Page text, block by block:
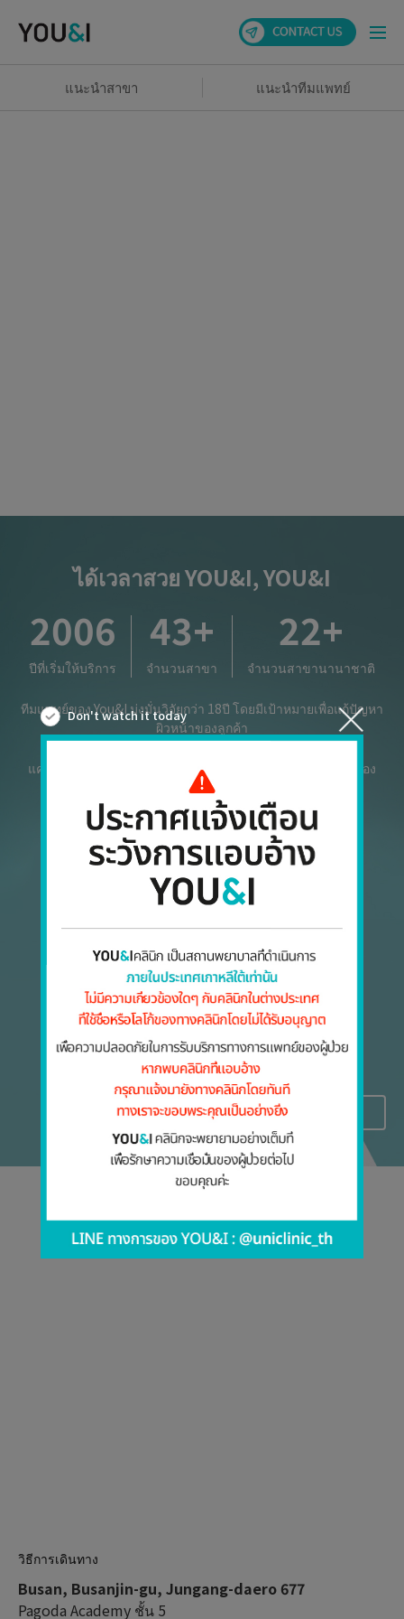
แนะนำสาขา แนะนำทีมแพทย์
ได้เวลาสวย YOU&I, YOU&I
2006
ปีที่เริ่มให้บริการ
43+
จำนวนสาขา
22+
จำนวนสาขานานาชาติ
ทีมแพทย์ของ You&I มุ่งมั่นวิจัยกว่า 18ปี โดยมีเป้าหมายเพื่อแก้ปัญหา
ผิวหน้าของลูกค้า
แค่บอกปัญหาผิวหน้าที่คุณกังวลกับเรา เราจะช่วยคุณแก้ไขมันเอง
VIEW MORE
สาขาปูซาน(Busan/th)
วิธีการเดินทาง
Busan, Busanjin-gu, Jungang-daero 677
Pagoda Academy ชั้น 5
Don't watch it today